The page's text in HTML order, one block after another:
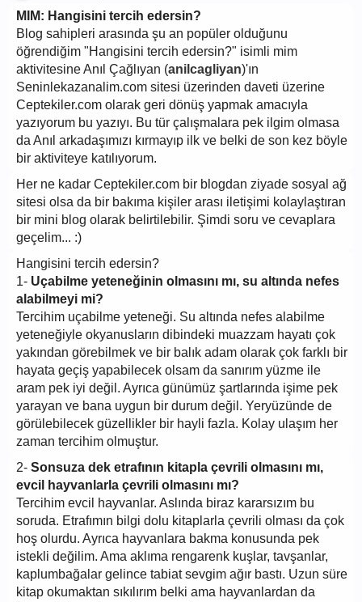
MIM: Hangisini tercih edersin?
Blog sahipleri arasında şu an popüler olduğunu
öğrendiğim "Hangisini tercih edersin?" isimli mim
aktivitesine Anıl Çağlıyan (anilcagliyan)'ın
Seninlekazanalim.com sitesi üzerinden daveti üzerine
Ceptekiler.com olarak geri dönüş yapmak amacıyla
yazıyorum bu yazıyı. Bu tür çalışmalara pek ilgim olmasa
da Anıl arkadaşımızı kırmayıp ilk ve belki de son kez böyle
bir aktiviteye katılıyorum.
Her ne kadar Ceptekiler.com bir blogdan ziyade sosyal ağ
sitesi olsa da bir bakıma kişiler arası iletişimi kolaylaştıran
bir mini blog olarak belirtilebilir. Şimdi soru ve cevaplara
geçelim... :)
Hangisini tercih edersin?
1- Uçabilme yeteneğinin olmasını mı, su altında nefes
alabilmeyi mi?
Tercihim uçabilme yeteneği. Su altında nefes alabilme
yeteneğiyle okyanusların dibindeki muazzam hayatı çok
yakından görebilmek ve bir balık adam olarak çok farklı bir
hayata geçiş yapabilecek olsam da sanırım yüzme ile
aram pek iyi değil. Ayrıca günümüz şartlarında işime pek
yarayan ve bana uygun bir durum değil. Yeryüzünde de
görülebilecek güzellikler bir hayli fazla. Kolay ulaşım her
zaman tercihim olmuştur.
2- Sonsuza dek etrafının kitapla çevrili olmasını mı,
evcil hayvanlarla çevrili olmasını mı?
Tercihim evcil hayvanlar. Aslında biraz kararsızım bu
soruda. Etrafımın bilgi dolu kitaplarla çevrili olması da çok
hoş olurdu. Ayrıca hayvanlara bakma konusunda pek
istekli değilim. Ama aklıma rengarenk kuşlar, tavşanlar,
kaplumbağalar gelince tabiat sevgim ağır bastı. Uzun süre
kitap okumaktan sıkılırım belki ama hayvanlardan da